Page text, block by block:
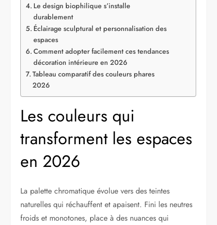
Le design biophilique s’installe
durablement
Éclairage sculptural et personnalisation des
espaces
Comment adopter facilement ces tendances
décoration intérieure en 2026
Tableau comparatif des couleurs phares
2026
Les couleurs qui
transforment les espaces
en 2026
La palette chromatique évolue vers des teintes
naturelles qui réchauffent et apaisent. Fini les neutres
froids et monotones, place à des nuances qui